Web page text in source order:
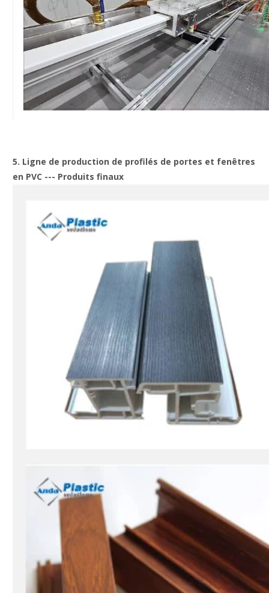
5. Ligne de production de profilés de portes et fenêtres
en PVC --- Produits finaux